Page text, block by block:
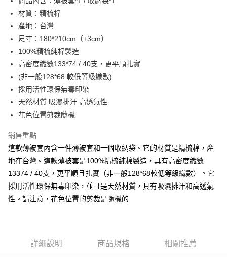
街口支付
悠遊付
全盈+PAY
ATM付款
運送方式
全家取貨付款
離島-全家取貨付款
每筆NT$60
付款後全家取貨
離島7-11取貨付款
材質：精梳棉
產地：台灣
尺寸：180*210cm（±3cm）
100%精梳純棉製造
高密度織數133*74 / 40支，更平順扎實
(非一般128*68 較低等級織數)
採用活性環保無毒印染
天然材質 吸濕排汗 高透氣性
花色位置剪裁隨機
銷售重點
這款薄被套內含一件薄被套和一個收納袋。它的材質是精梳棉，產
地在台灣。這款薄被套是100%精梳純棉製造，具有高密度織數
13374 / 40支，更平順且扎實（非一般128*68較低等級織數）。它
採用活性環保無毒印染，並且是天然材質，具有吸濕排汗和高透氣
性。請注意，花色位置的剪裁是隨機的
詳細說明 商品規格 相關推薦